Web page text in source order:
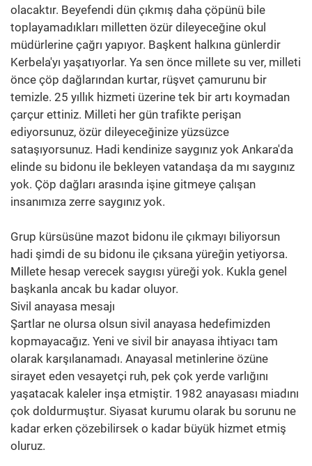
olacaktır. Beyefendi dün çıkmış daha çöpünü bile
toplayamadıkları milletten özür dileyeceğine okul
müdürlerine çağrı yapıyor. Başkent halkına günlerdir
Kerbela'yı yaşatıyorlar. Ya sen önce millete su ver, milleti
önce çöp dağlarından kurtar, rüşvet çamurunu bir
temizle. 25 yıllık hizmeti üzerine tek bir artı koymadan
çarçur ettiniz. Milleti her gün trafikte perişan
ediyorsunuz, özür dileyeceğinize yüzsüzce
sataşıyorsunuz. Hadi kendinize saygınız yok Ankara'da
elinde su bidonu ile bekleyen vatandaşa da mı saygınız
yok. Çöp dağları arasında işine gitmeye çalışan
insanımıza zerre saygınız yok.
Grup kürsüsüne mazot bidonu ile çıkmayı biliyorsun
hadi şimdi de su bidonu ile çıksana yüreğin yetiyorsa.
Millete hesap verecek saygısı yüreği yok. Kukla genel
başkanla ancak bu kadar oluyor.
Sivil anayasa mesajı
Şartlar ne olursa olsun sivil anayasa hedefimizden
kopmayacağız. Yeni ve sivil bir anayasa ihtiyacı tam
olarak karşılanamadı. Anayasal metinlerine özüne
sirayet eden vesayetçi ruh, pek çok yerde varlığını
yaşatacak kaleler inşa etmiştir. 1982 anayasası miadını
çok doldurmuştur. Siyasat kurumu olarak bu sorunu ne
kadar erken çözebilirsek o kadar büyük hizmet etmiş
oluruz.